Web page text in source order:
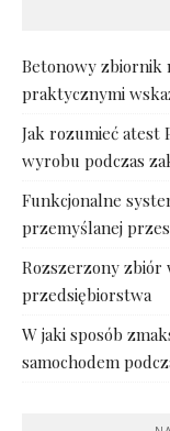
Betonowy zbiornik
praktycznymi
Jak rozumieć atest
wyrobu podczas
Funkcjonalne
przemyślanej
Rozszerzony zbiór
przedsiębiorstwa
W jaki sposób
samochodem